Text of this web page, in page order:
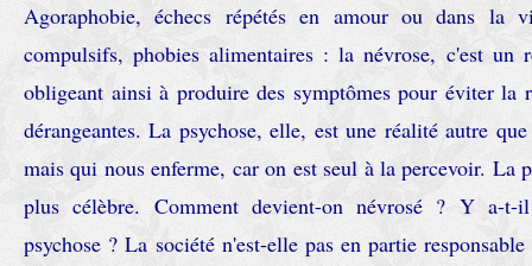
Agoraphobie, échecs répétés en amour ou dans la
compulsifs, phobies alimentaires : la névrose, c'est un
obligeant ainsi à produire des symptômes pour éviter la
dérangeantes. La psychose, elle, est une réalité autre
mais qui nous enferme, car on est seul à la percevoir. La
plus célèbre. Comment devient-on névrosé ? Y a-
psychose ? La société n'est-elle pas en partie